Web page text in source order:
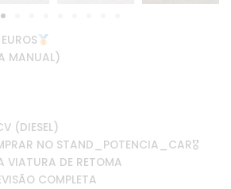
MANUAL)
(DIESEL)
NO STAND_POTENCIA_CAR🎖
VIATURA DE RETOMA
COMPLETA